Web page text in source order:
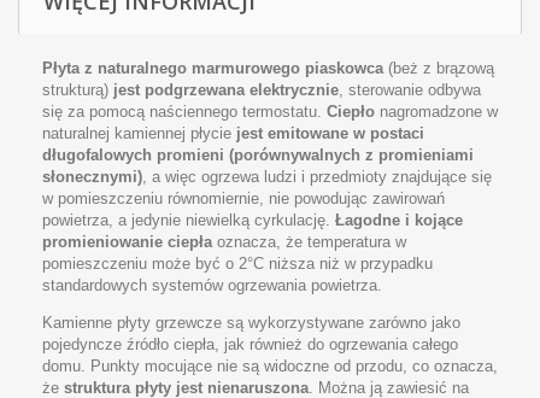
Płyta z naturalnego marmurowego piaskowca (beż z brązową
strukturą) jest podgrzewana elektrycznie, sterowanie odbywa
się za pomocą naściennego termostatu. Ciepło nagromadzone w
naturalnej kamiennej płycie jest emitowane w postaci
długofalowych promieni (porównywalnych z promieniami
słonecznymi), a więc ogrzewa ludzi i przedmioty znajdujące się
w pomieszczeniu równomiernie, nie powodując zawirowań
powietrza, a jedynie niewielką cyrkulację. Łagodne i kojące
promieniowanie ciepłaoznacza, że temperatura w
pomieszczeniu może być o 2°C niższa niż w przypadku
standardowych systemów ogrzewania powietrza.
Kamienne płyty grzewcze są wykorzystywane zarówno jako
pojedyncze źródło ciepła, jak również do ogrzewania całego
domu. Punkty mocujące nie są widoczne od przodu, co oznacza,
że struktura płyty jest nienaruszona. Można ją zawiesić na